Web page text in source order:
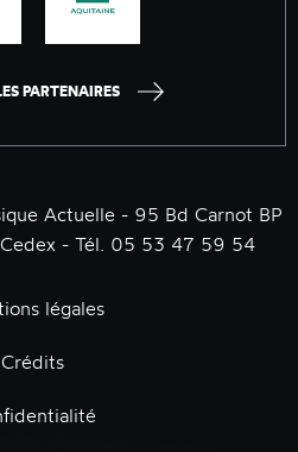
PARTENAIRES
Actuelle - 95 Bd Carnot BP
- Tél. 05 53 47 59 54
légales
Crédits